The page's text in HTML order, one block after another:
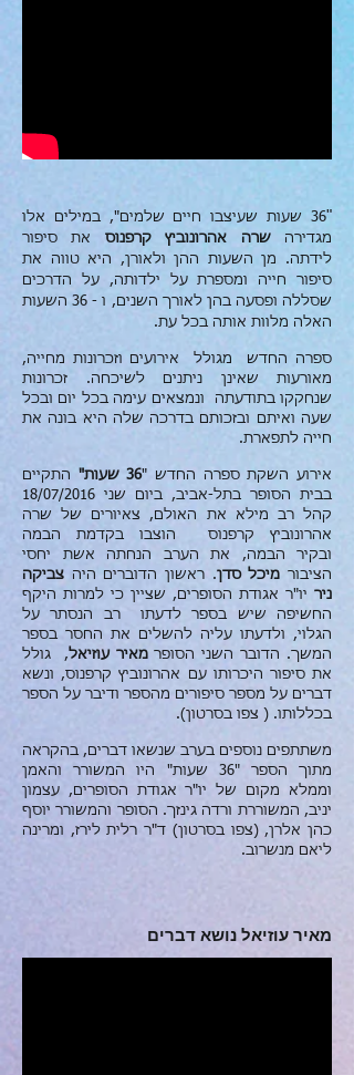
"
36 שעות שעיצבו חיים שלמים", במילים אלו
מגדירהשרה אהרונוביץ קרפנוס
את סיפור
לידתה. מן השעות ההן ולאורן, היא טווה את
סיפור חייה ומספרת על ילדותה, על הדרכים
שסללה ופסעה בהן לאורך השנים, ו - 36 השעות
האלה מלוות אותה בכל עת.
ספרה החדש מגולל אירועים וזכרונות מחייה,
מאורעות שאינן ניתנים לשיכחה. זכרונות
שנחקקו בתודעתה ונמצאים עימה בכל יום ובכל
שעה ואיתם ובזכותם בדרכה שלה היא בונה את
חייה לתפארת.
אירוע השקת ספרה החדש "36 שעות"
התקיים
בבית הסופר בתל-אביב, ביום שני 18/07/2016
קהל רב מילא את האולם, צאיורים
של שרה
אהרונוביץ קרפנוס הוצבו בקדמת הבמה
ובקיר הבמה, את הערב הנחתה אשת יחסי
הציבור מיכל סדן. ראשון הדוברים היה צביקה
ניר יו"ר אגודת הסופרים, שציין כי למרות היקף
החשיפה שיש בספר לדעתו רב הנסתר על
הגלוי, ולדעתו עליה להשלים את החסר בספר
המשך. הדובר השני הסופרמאיר עוזיאל, גולל
את סיפור היכרותו עם אהרונוביץ קרפנוס, ונשא
דברים על מספר סיפורים מהספר ודיבר על הספר
בכללותו. ( צפו בסרטון).
משתתפים נוספים בערב שנשאו דברים, בהקראה
מתוך הספר "36 שעות" היו המשורר והאמן
וממלא מקום של יו"ר אגודת הסופרים, עצמון
יניב, המשוררת ורדה גינזך. הסופר והמשורר יוסף
כהן אלרן, (צפו בסרטון) ד"ר רלית לירז, ומרינה
ליאם מנשרוב.
מאיר עוזיאל נושא דברים